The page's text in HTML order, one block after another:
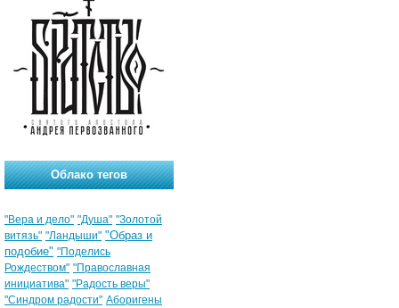
Облако тегов
"Вера и дело" "Душа" "Золотой
витязь" "Ландыши" "Образ и
подобие" "Поделись
Рождеством" "Православная
инициатива" "Радость веры"
"Синдром радости" Аборигены